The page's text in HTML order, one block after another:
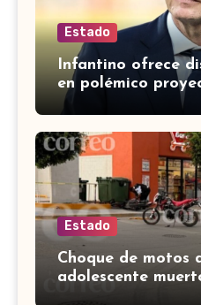
Estado
Infantino ofrece
en polémico
privada de la FIFA
Estado
Choque de motos
adolescente
colina Los